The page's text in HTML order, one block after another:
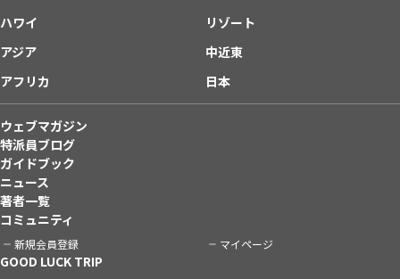
ハワイ
リゾート
アジア
中近東
アフリカ
日本
ウェブマガジン
特派員ブログ
ガイドブック
ニュース
著者一覧
コミュニティ
新規会員登録 マイページ
GOOD LUCK TRIP